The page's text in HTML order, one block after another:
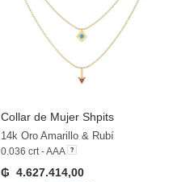
Collar de Mujer Shpits
14k Oro Amarillo & Rubí
0.036 crt - AAA
₲ 4.627.414,00